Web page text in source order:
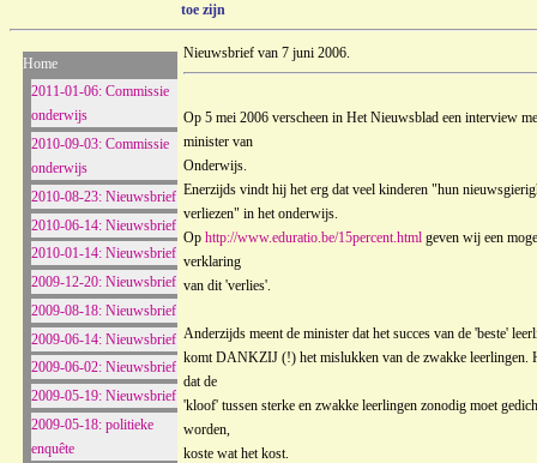
toe zijn
Home
2011-01-06: Commissie
onderwijs
2010-09-03: Commissie
onderwijs
2010-08-23: Nieuwsbrief
2010-06-14: Nieuwsbrief
2010-01-14: Nieuwsbrief
2009-12-20: Nieuwsbrief
2009-08-18: Nieuwsbrief
2009-06-14: Nieuwsbrief
2009-06-02: Nieuwsbrief
2009-05-19: Nieuwsbrief
2009-05-18: politieke
enquête
Nieuwsbrief van 7 juni 2006.
Op 5 mei 2006 verscheen in Het Nieuwsblad een interview
minister van
Onderwijs.
Enerzijds vindt hij het erg dat veel kinderen "hun
verliezen" in het onderwijs.
Op http://www.eduratio.be/15percent.html geven wij een
verklaring
van dit 'verlies'.
Anderzijds meent de minister dat het succes van de 'beste'
komt DANKZIJ (!) het mislukken van de zwakke leerlingen.
dat de
'kloof' tussen sterke en zwakke leerlingen zonodig moet
worden,
koste wat het kost.